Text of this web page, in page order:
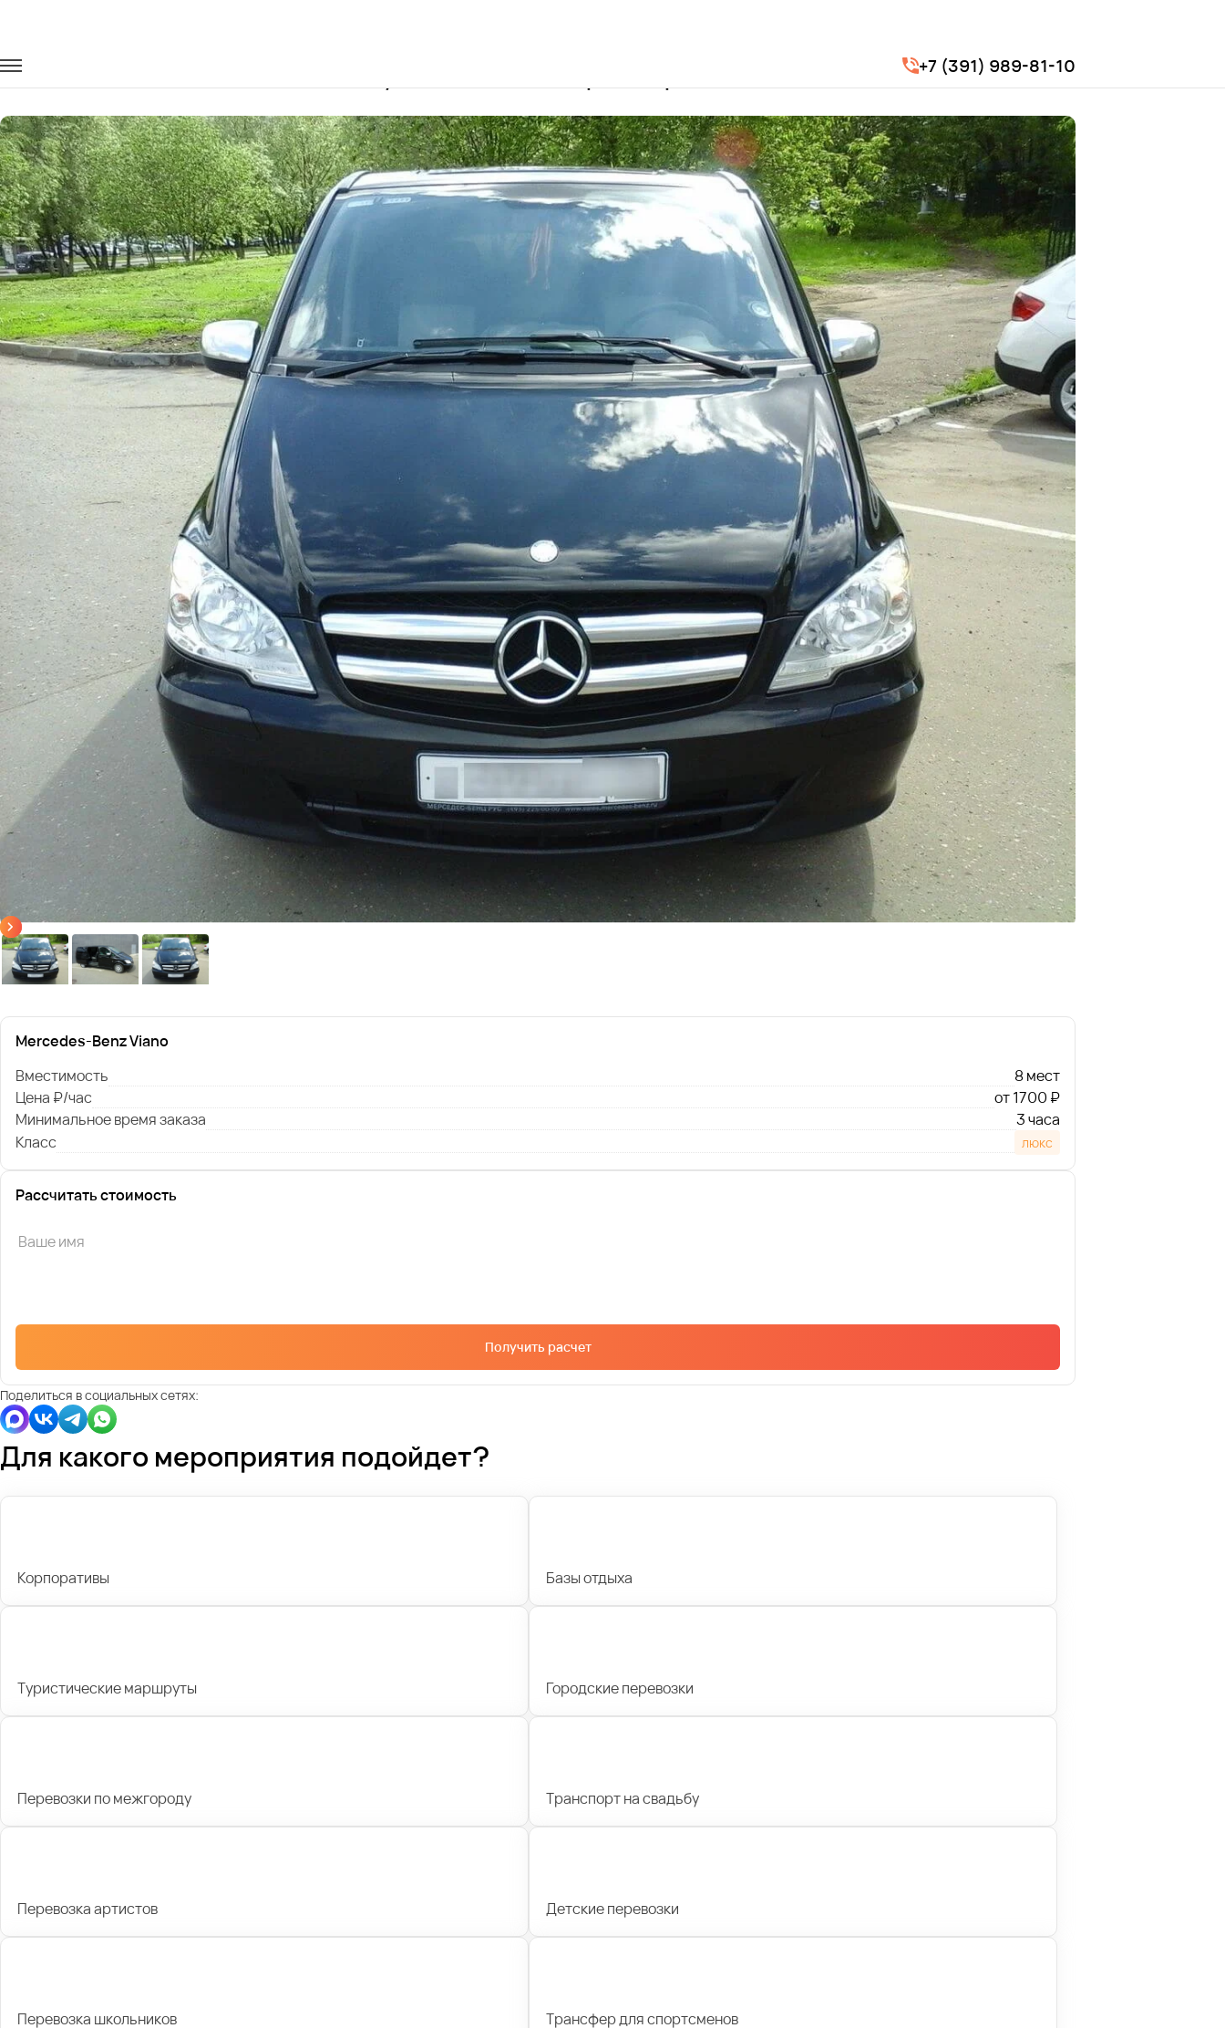
+7 (391) 989-81-10
Заказать Mercedes-Benz Viano Restyle с водителем в Красноярске
Mercedes-Benz Viano
Вместимость
8 мест
Цена ₽/час
от 1700 ₽
Минимальное время заказа
3 часа
Класс
люкс
Рассчитать стоимость
Получить расчет
Поделиться в социальных сетях:
Для какого мероприятия подойдет?
Корпоративы Базы отдыха
Туристические маршруты Городские перевозки
Перевозки по межгороду Транспорт на свадьбу
Перевозка артистов Детские перевозки
Перевозка школьников Трансфер для спортсменов